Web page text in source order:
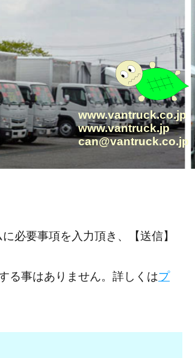
www.vantruck.co.jp
www.vantruck.jp
can@vantruck.co.jp
必要事項を入力頂き、【送信】
る事はありません。詳しくはプ